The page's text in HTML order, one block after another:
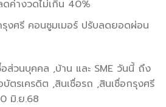
ค่างวดไม่เกิน 40%
งศรี คอนซูมเมอร์ ปรับลดยอดผ่อน
ส่วนบุคคล ,บ้าน และ SME วันนี้ ถึง
ตรเครดิต ,สินเชื่อรถ ,สินเชื่อกรุงศรี
มิ.ย.68